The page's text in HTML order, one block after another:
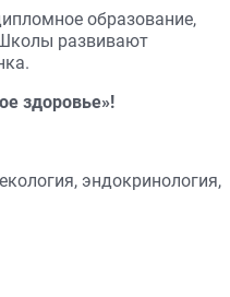
образование,
развивают
здоровье»!
эндокринология,